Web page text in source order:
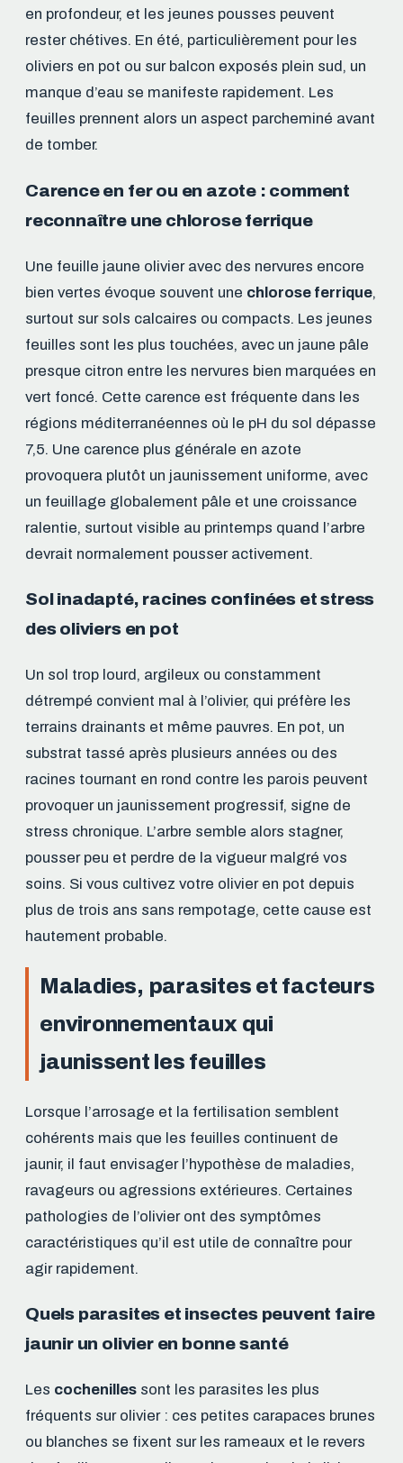
en profondeur, et les jeunes pousses peuvent
rester chétives. En été, particulièrement pour les
oliviers en pot ou sur balcon exposés plein sud, un
manque d’eau se manifeste rapidement. Les
feuilles prennent alors un aspect parcheminé avant
de tomber.
Carence en fer ou en azote : comment
reconnaître une chlorose ferrique
Une feuille jaune olivier avec des nervures encore
bien vertes évoque souvent une chlorose ferrique,
surtout sur sols calcaires ou compacts. Les jeunes
feuilles sont les plus touchées, avec un jaune pâle
presque citron entre les nervures bien marquées en
vert foncé. Cette carence est fréquente dans les
régions méditerranéennes où le pH du sol dépasse
7,5. Une carence plus générale en azote
provoquera plutôt un jaunissement uniforme, avec
un feuillage globalement pâle et une croissance
ralentie, surtout visible au printemps quand l’arbre
devrait normalement pousser activement.
Sol inadapté, racines confinées et stress
des oliviers en pot
Un sol trop lourd, argileux ou constamment
détrempé convient mal à l’olivier, qui préfère les
terrains drainants et même pauvres. En pot, un
substrat tassé après plusieurs années ou des
racines tournant en rond contre les parois peuvent
provoquer un jaunissement progressif, signe de
stress chronique. L’arbre semble alors stagner,
pousser peu et perdre de la vigueur malgré vos
soins. Si vous cultivez votre olivier en pot depuis
plus de trois ans sans rempotage, cette cause est
hautement probable.
Maladies, parasites et facteurs
environnementaux qui
jaunissent les feuilles
Lorsque l’arrosage et la fertilisation semblent
cohérents mais que les feuilles continuent de
jaunir, il faut envisager l’hypothèse de maladies,
ravageurs ou agressions extérieures. Certaines
pathologies de l’olivier ont des symptômes
caractéristiques qu’il est utile de connaître pour
agir rapidement.
Quels parasites et insectes peuvent faire
jaunir un olivier en bonne santé
Les cochenilles sont les parasites les plus
fréquents sur olivier : ces petites carapaces brunes
ou blanches se fixent sur les rameaux et le revers